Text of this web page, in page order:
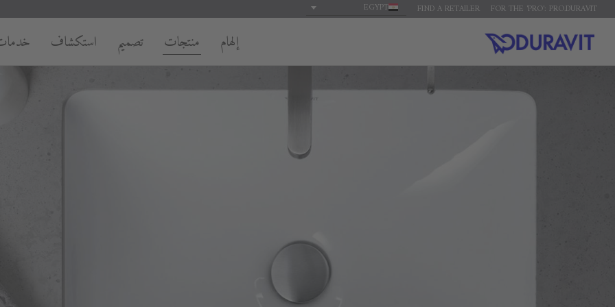
FOR THE 'PRO': PRO.DURAVIT
FIND A RETAILER
EGYPT
إلهام منتجات تصميم استكشاف